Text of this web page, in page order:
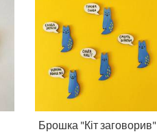
Брошка "Кіт заговорив"